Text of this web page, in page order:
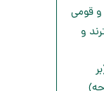
قومی
و